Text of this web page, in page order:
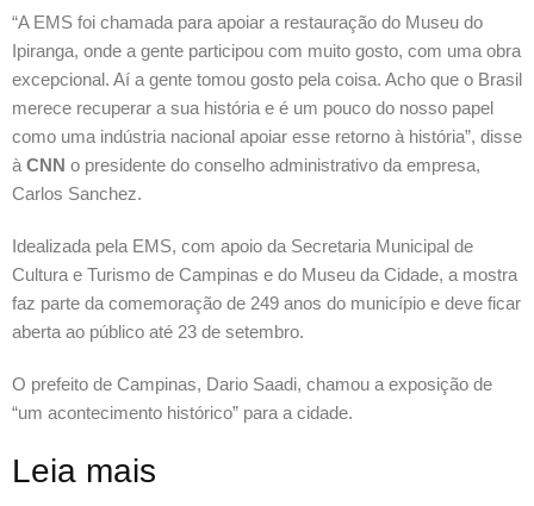
“A EMS foi chamada para apoiar a restauração do Museu do
Ipiranga, onde a gente participou com muito gosto, com uma obra
excepcional. Aí a gente tomou gosto pela coisa. Acho que o Brasil
merece recuperar a sua história e é um pouco do nosso papel
como uma indústria nacional apoiar esse retorno à história”, disse
àCNN o presidente do conselho administrativo da empresa,
Carlos Sanchez.
Idealizada pela EMS, com apoio da Secretaria Municipal de
Cultura e Turismo de Campinas e do Museu da Cidade, a mostra
faz parte da comemoração de 249 anos do município e deve ficar
aberta ao público até 23 de setembro.
O prefeito de Campinas, Dario Saadi, chamou a exposição de
“um acontecimento histórico” para a cidade.
Leia mais